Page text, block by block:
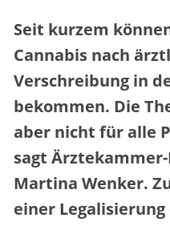
Seit kurzem
Cannabis nach
Verschreibung in
bekommen. Die
aber nicht für alle
sagt
Martina Wenker.
einer Legalisierung